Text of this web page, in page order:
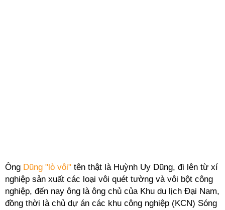
Ông Dũng "lò vôi" tên thật là Huỳnh Uy Dũng, đi lên từ xí
nghiệp sản xuất các loại vôi quét tường và vôi bột công
nghiệp, đến nay ông là ông chủ của Khu du lịch Đại Nam,
đồng thời là chủ dự án các khu công nghiệp (KCN) Sóng